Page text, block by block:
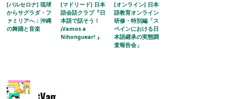
[バルセロナ] 琉球
からサグラダ・フ
ァミリアへ：沖縄
の舞踊と音楽
[マドリード] 日本
語会話クラブ『日
本語で話そう！
¡Vamos a
Nihonguear! 』
[オンライン] 日本
語教育オンライン
研修・特別編「ス
ペインにおける日
本語継承の実態調
査報告会」